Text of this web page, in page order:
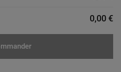
0,00 €